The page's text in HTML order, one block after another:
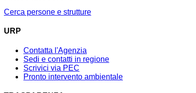
Cerca persone e strutture
URP
Contatta l'Agenzia
Sedi e contatti in regione
Scrivici via PEC
Pronto intervento ambientale